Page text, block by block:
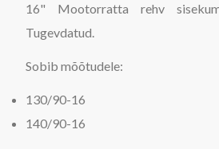
16" Mootorratta rehv
Tugevdatud.
Sobib mõõtudele:
130/90-16
140/90-16